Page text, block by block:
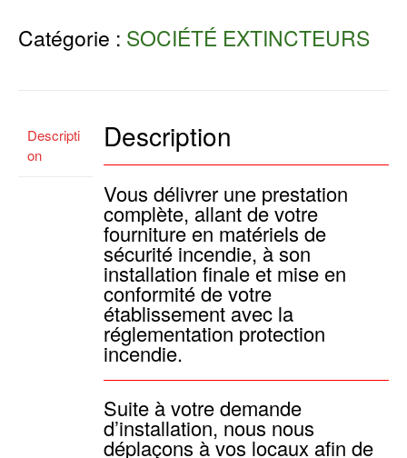
Catégorie : SOCIÉTÉ EXTINCTEURS
Descripti
on
Description
Vous délivrer une prestation
complète, allant de votre
fourniture en matériels de
sécurité incendie, à son
installation finale et mise en
conformité de votre
établissement avec la
réglementation protection
incendie.
Suite à votre demande
d’installation, nous nous
déplaçons à vos locaux afin de